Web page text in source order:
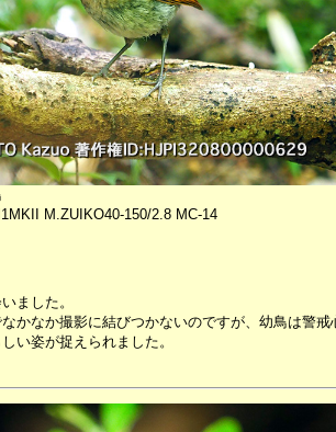
M.ZUIKO40-150/2.8 MC-14
ました。
かなか撮影に結びつかないのですが、幼鳥は警戒
い姿が捉えられました。